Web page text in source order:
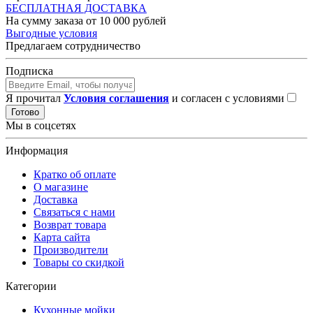
БЕСПЛАТНАЯ ДОСТАВКА
На сумму заказа от 10 000 рублей
Выгодные условия
Предлагаем сотрудничество
Подписка
Я прочитал Условия соглашения и согласен с условиями
Готово
Мы в соцсетях
Информация
Кратко об оплате
О магазине
Доставка
Связаться с нами
Возврат товара
Карта сайта
Производители
Товары со скидкой
Категории
Кухонные мойки